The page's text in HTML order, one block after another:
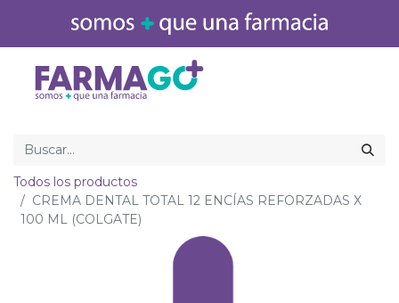
Todos los productos
CREMA DENTAL TOTAL 12 ENCÍAS REFORZADAS X
100 ML (COLGATE)